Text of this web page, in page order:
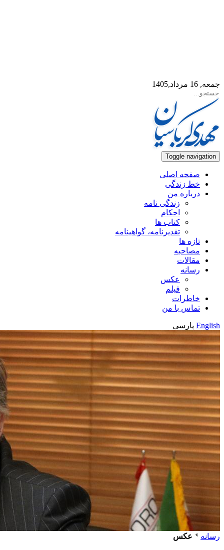
جمعه, 16 مرداد,1405
Toggle navigation
صفحه اصلی
خط زندگی
درباره من
زندگی نامه
احکام
کتاب ها
تقدیرنامه، گواهینامه
تازه ها
مصاحبه
مقالات
رسانه
عکس
فیلم
خاطرات
تماس با من
English پارسی
رسانه عکس